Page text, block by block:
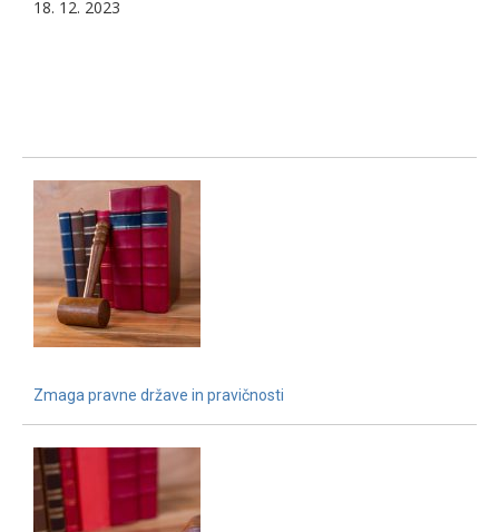
18. 12. 2023
Zmaga pravne države in pravičnosti